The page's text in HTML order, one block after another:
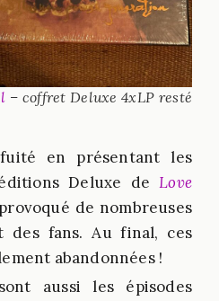
– coffret Deluxe 4xLP resté
en présentant les
Deluxe deLove
de nombreuses
des fans. Au final, ces
abandonnées !
aussi les épisodes